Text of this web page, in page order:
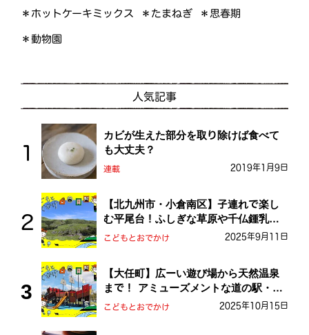
＊ホットケーキミックス ＊たまねぎ ＊思春期
＊動物園
人気記事
カビが生えた部分を取り除けば食べて
も大丈夫？
連載 2019年1月9日
【北九州市・小倉南区】子連れで楽し
む平尾台！ふしぎな草原や千仏鍾乳洞
を探検しよう！
こどもとおでかけ 2025年9月11日
【大任町】広ーい遊び場から天然温泉
まで！ アミューズメントな道の駅・お
おとう桜街道
こどもとおでかけ 2025年10月15日